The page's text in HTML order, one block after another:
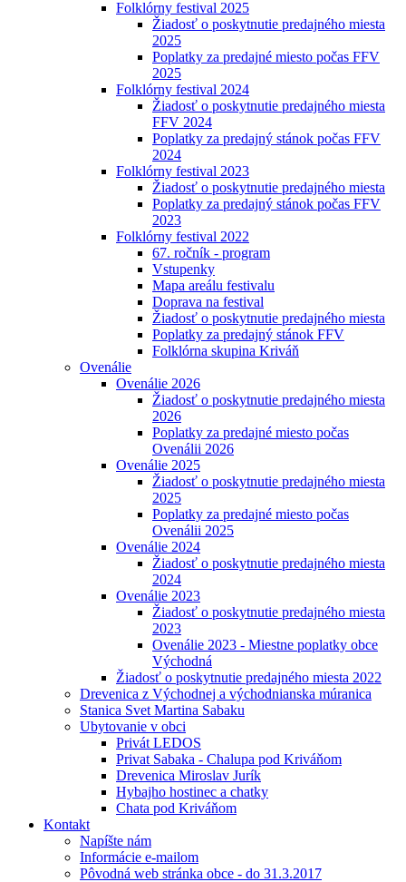
Folklórny festival 2025
Žiadosť o poskytnutie predajného miesta
2025
Poplatky za predajné miesto počas FFV
2025
Folklórny festival 2024
Žiadosť o poskytnutie predajného miesta
FFV 2024
Poplatky za predajný stánok počas FFV
2024
Folklórny festival 2023
Žiadosť o poskytnutie predajného miesta
Poplatky za predajný stánok počas FFV
2023
Folklórny festival 2022
67. ročník - program
Vstupenky
Mapa areálu festivalu
Doprava na festival
Žiadosť o poskytnutie predajného miesta
Poplatky za predajný stánok FFV
Folklórna skupina Kriváň
Ovenálie
Ovenálie 2026
Žiadosť o poskytnutie predajného miesta
2026
Poplatky za predajné miesto počas
Ovenálii 2026
Ovenálie 2025
Žiadosť o poskytnutie predajného miesta
2025
Poplatky za predajné miesto počas
Ovenálii 2025
Ovenálie 2024
Žiadosť o poskytnutie predajného miesta
2024
Ovenálie 2023
Žiadosť o poskytnutie predajného miesta
2023
Ovenálie 2023 - Miestne poplatky obce
Východná
Žiadosť o poskytnutie predajného miesta 2022
Drevenica z Východnej a východnianska múranica
Stanica Svet Martina Sabaku
Ubytovanie v obci
Privát LEDOS
Privat Sabaka - Chalupa pod Kriváňom
Drevenica Miroslav Jurík
Hybajho hostinec a chatky
Chata pod Kriváňom
Kontakt
Napíšte nám
Informácie e-mailom
Pôvodná web stránka obce - do 31.3.2017